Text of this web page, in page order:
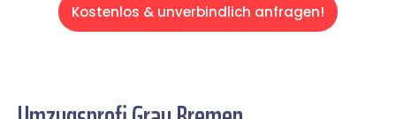
Kostenlos & unverbindlich anfragen!